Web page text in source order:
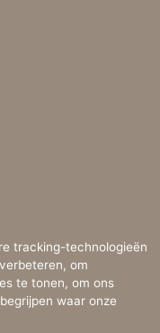
gewaardeerd met
tracking-technologieën
om
te tonen, om ons
waar onze